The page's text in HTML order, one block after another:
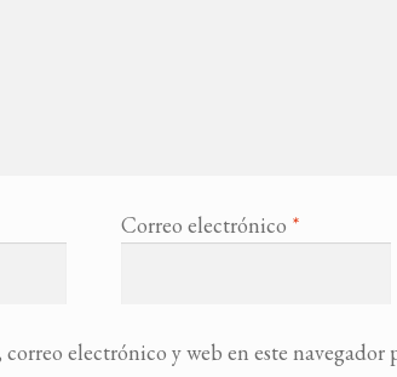
Correo electrónico *
electrónico y web en este navegador